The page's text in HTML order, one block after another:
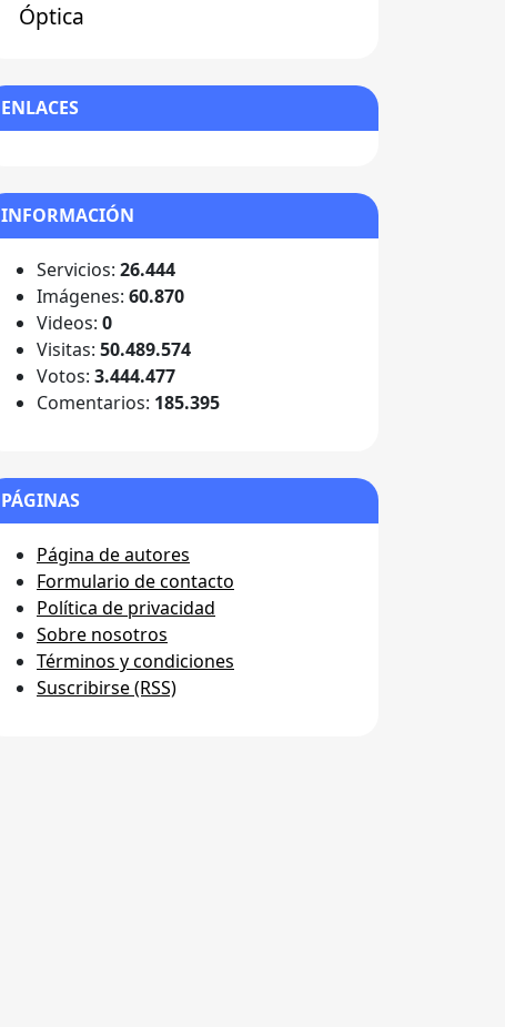
Óptica
ENLACES
INFORMACIÓN
Servicios: 26.444
Imágenes: 60.870
Videos: 0
Visitas: 50.489.574
Votos: 3.444.477
Comentarios: 185.395
PÁGINAS
Página de autores
Formulario de contacto
Política de privacidad
Sobre nosotros
Términos y condiciones
Suscribirse (RSS)